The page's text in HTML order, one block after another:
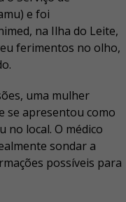
e foi
na Ilha do Leite,
ferimentos no olho,
uma mulher
se apresentou como
no local. O médico
sondar a
possíveis para